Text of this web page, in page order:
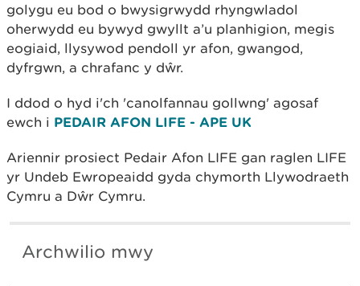
golygu eu bod o bwysigrwydd rhyngwladol
oherwydd eu bywyd gwyllt a’u planhigion, megis
eogiaid, llysywod pendoll yr afon, gwangod,
dyfrgwn, a chrafanc y dŵr.
I ddod o hyd i'ch 'canolfannau gollwng' agosaf
ewch i PEDAIR AFON LIFE - APE UK
Ariennir prosiect Pedair Afon LIFE gan raglen LIFE
yr Undeb Ewropeaidd gyda chymorth Llywodraeth
Cymru a Dŵr Cymru.
Archwilio mwy